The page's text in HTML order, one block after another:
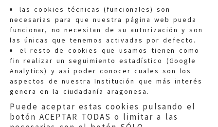
las cookies técnicas (funcionales) son
necesarias para que nuestra página web pueda
funcionar, no necesitan de su autorización y son
las únicas que tenemos activadas por defecto.
el resto de cookies que usamos tienen como
fin realizar un seguimiento estadístico (Google
Analytics) y así poder conocer cuales son los
aspectos de nuestra Institución que más interés
genera en la ciudadanía aragonesa.
Puede aceptar estas cookies pulsando el
botón ACEPTAR TODAS o limitar a las
Quejas:quejas@eljusticiadearagon.es
Información general:
informacion@eljusticiadearagon.es
Teléfonos:900 210 210/